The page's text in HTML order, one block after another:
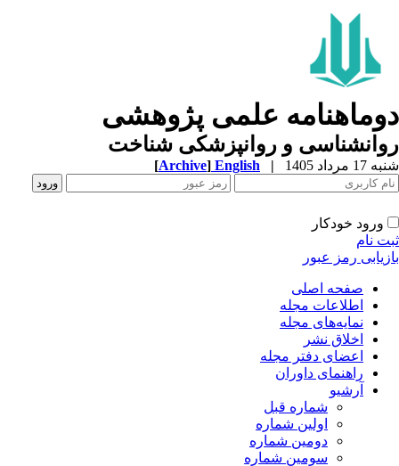
علمی پژوهشی
و روانپزشکی شناخت
مرداد 1405 |
English
[Archive]
ورود خودکار
نام
رمز عبور
صفحه اصلی
اطلاعات مجله
نمایه‌های مجله
اخلاق نشر
اعضای دفتر مجله
راهنمای داوران
آرشیو
شماره قبل
اولین شماره
دومین شماره
سومین شماره